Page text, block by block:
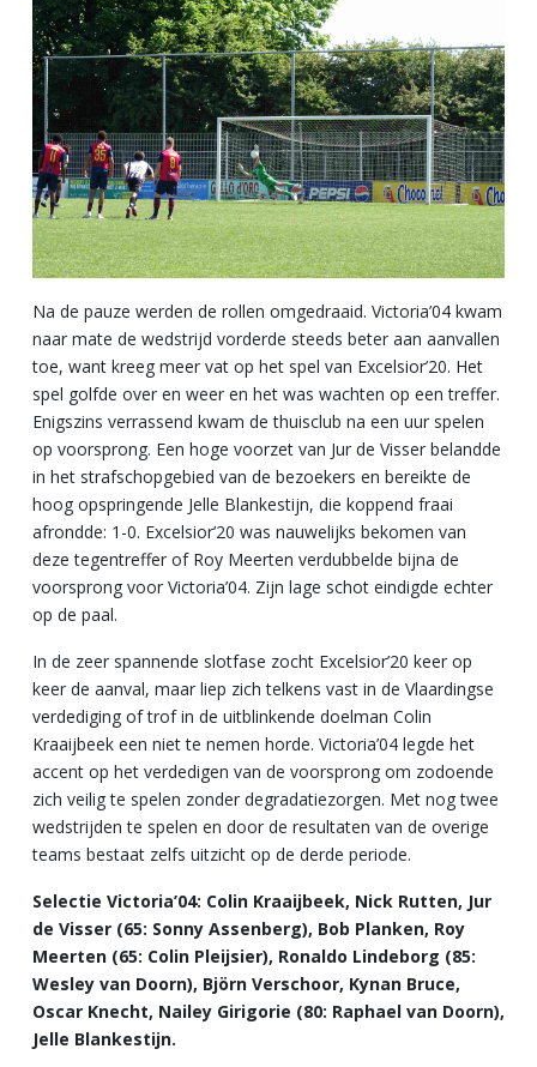
Na de pauze werden de rollen omgedraaid. Victoria’04 kwam
naar mate de wedstrijd vorderde steeds beter aan aanvallen
toe, want kreeg meer vat op het spel van Excelsior’20. Het
spel golfde over en weer en het was wachten op een treffer.
Enigszins verrassend kwam de thuisclub na een uur spelen
op voorsprong. Een hoge voorzet van Jur de Visser belandde
in het strafschopgebied van de bezoekers en bereikte de
hoog opspringende Jelle Blankestijn, die koppend fraai
afrondde: 1-0. Excelsior’20 was nauwelijks bekomen van
deze tegentreffer of Roy Meerten verdubbelde bijna de
voorsprong voor Victoria’04. Zijn lage schot eindigde echter
op de paal.
In de zeer spannende slotfase zocht Excelsior’20 keer op
keer de aanval, maar liep zich telkens vast in de Vlaardingse
verdediging of trof in de uitblinkende doelman Colin
Kraaijbeek een niet te nemen horde. Victoria’04 legde het
accent op het verdedigen van de voorsprong om zodoende
zich veilig te spelen zonder degradatiezorgen. Met nog twee
wedstrijden te spelen en door de resultaten van de overige
teams bestaat zelfs uitzicht op de derde periode.
Selectie Victoria’04: Colin Kraaijbeek, Nick Rutten, Jur
de Visser (65: Sonny Assenberg), Bob Planken, Roy
Meerten (65: Colin Pleijsier), Ronaldo Lindeborg (85:
Wesley van Doorn), Björn Verschoor, Kynan Bruce,
Oscar Knecht, Nailey Girigorie (80: Raphael van Doorn),
Jelle Blankestijn.